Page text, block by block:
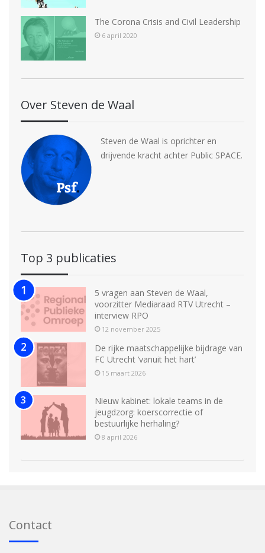
The Corona Crisis and Civil Leadership
6 april 2020
Over Steven de Waal
Steven de Waal is oprichter en
drijvende kracht achter Public SPACE.
Top 3 publicaties
5 vragen aan Steven de Waal,
voorzitter Mediaraad RTV Utrecht –
interview RPO
12 november 2025
De rijke maatschappelijke bijdrage van
FC Utrecht ‘vanuit het hart’
15 maart 2026
Nieuw kabinet: lokale teams in de
jeugdzorg: koerscorrectie of
bestuurlijke herhaling?
8 april 2026
Contact